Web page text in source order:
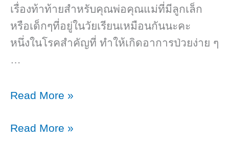
เรื่องท้าท้ายสำหรับคุณพ่อคุณแม่ที่มีลูกเล็ก
หรือเด็กๆที่อยู่ในวัยเรียนเหมือนกันนะคะ
หนึ่งในโรคสำคัญที่ ทำให้เกิดอาการป่วยง่าย ๆ
…
RSV
ตัว
Read More »
RSV
Read More »